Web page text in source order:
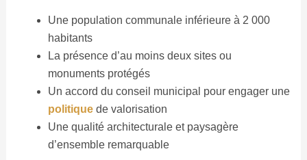
Une population communale inférieure à 2 000
habitants
La présence d’au moins deux sites ou
monuments protégés
Un accord du conseil municipal pour engager une
politiquede valorisation
Une qualité architecturale et paysagère
d’ensemble remarquable